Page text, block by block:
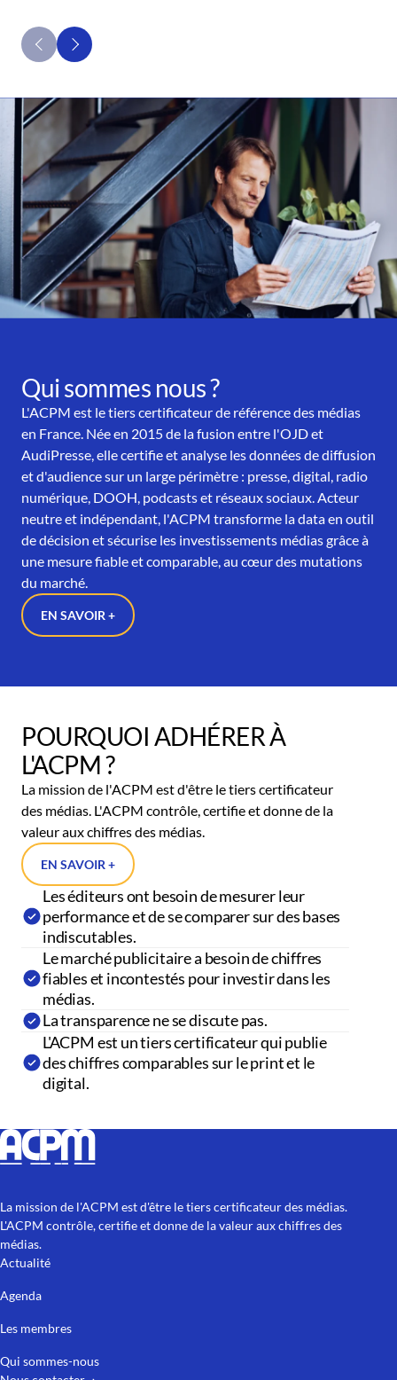
Qui sommes nous ?
L'ACPM est le tiers certificateur de référence des médias
en France. Née en 2015 de la fusion entre l'OJD et
AudiPresse, elle certifie et analyse les données de diffusion
et d'audience sur un large périmètre : presse, digital, radio
numérique, DOOH, podcasts et réseaux sociaux. Acteur
neutre et indépendant, l'ACPM transforme la data en outil
de décision et sécurise les investissements médias grâce à
une mesure fiable et comparable, au cœur des mutations
du marché.
EN SAVOIR +
POURQUOI ADHÉRER À
L'ACPM ?
La mission de l'ACPM est d'être le tiers certificateur
des médias. L'ACPM contrôle, certifie et donne de la
valeur aux chiffres des médias.
EN SAVOIR +
Les éditeurs ont besoin de mesurer leur
performance et de se comparer sur des bases
indiscutables.
Le marché publicitaire a besoin de chiffres
fiables et incontestés pour investir dans les
médias.
La transparence ne se discute pas.
L'ACPM est un tiers certificateur qui publie
des chiffres comparables sur le print et le
digital.
La mission de l'ACPM est d'être le tiers certificateur des médias.
L'ACPM contrôle, certifie et donne de la valeur aux chiffres des
médias.
Actualité
Agenda
Les membres
Qui sommes-nous